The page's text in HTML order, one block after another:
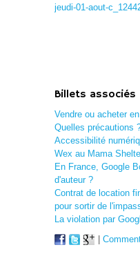
jeudi-01-aout-
Billets associés
Vendre ou acheter
Quelles précautions
Accessibilité
Wex au Mama
En France, Google
d'auteur ?
Contrat de location
pour sortir de
La violation par